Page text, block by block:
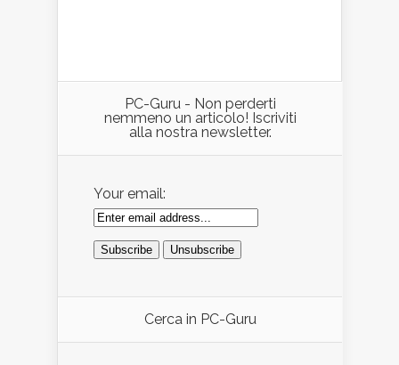
PC-Guru - Non perderti
nemmeno un articolo! Iscriviti
alla nostra newsletter.
Your email:
Cerca in PC-Guru